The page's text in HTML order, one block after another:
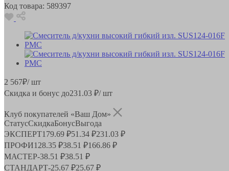
Код товара: 589397
2 567₽/ шт
Скидка и бонус до231.03 ₽/ шт
Клуб покупателей «Ваш Дом»
СтатусСкидкаБонусВыгода
ЭКСПЕРТ179.69 ₽51.34 ₽231.03 ₽
ПРОФИ128.35 ₽38.51 ₽166.86 ₽
МАСТЕР-38.51 ₽38.51 ₽
СТАНДАРТ-25.67 ₽25.67 ₽